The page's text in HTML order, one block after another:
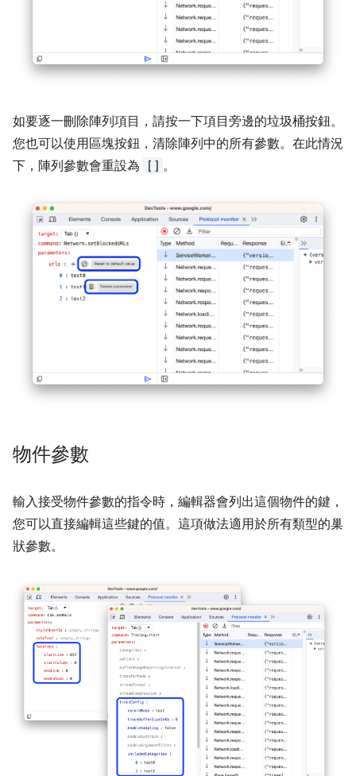
如要逐一刪除陣列項目，請按一下項目旁邊的垃圾桶按鈕。
您也可以使用區塊按鈕，清除陣列中的所有參數。在此情況
下，陣列參數會重設為
[] 。
物件參數
輸入接受物件參數的指令時，編輯器會列出這個物件的鍵，
您可以直接編輯這些鍵的值。這項做法適用於所有類型的巢
狀參數。